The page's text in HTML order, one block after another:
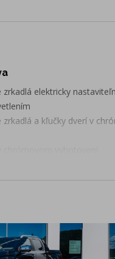
zrkadlá elektricky
zrkadlá a kľučky dverí v
vo farbe karosérie,
batožinového priestoru vo
vyhrievané
a vzadu
B-stĺpika
s chrómovými prvkami